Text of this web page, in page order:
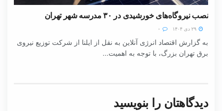
نصب نیروگاه‌های خورشیدی در ۳۰ مدرسه شهر تهران
به گزارش اقتصاد انرژی آنلاین به نقل از ایلنا از شرکت توزیع نیروی
برق تهران بزرگ، با توجه به اهمیت...
دیدگاهتان را بنویسید